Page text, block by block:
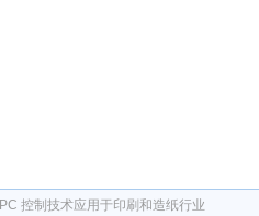
PC 控制技术应用于印刷和造纸行业